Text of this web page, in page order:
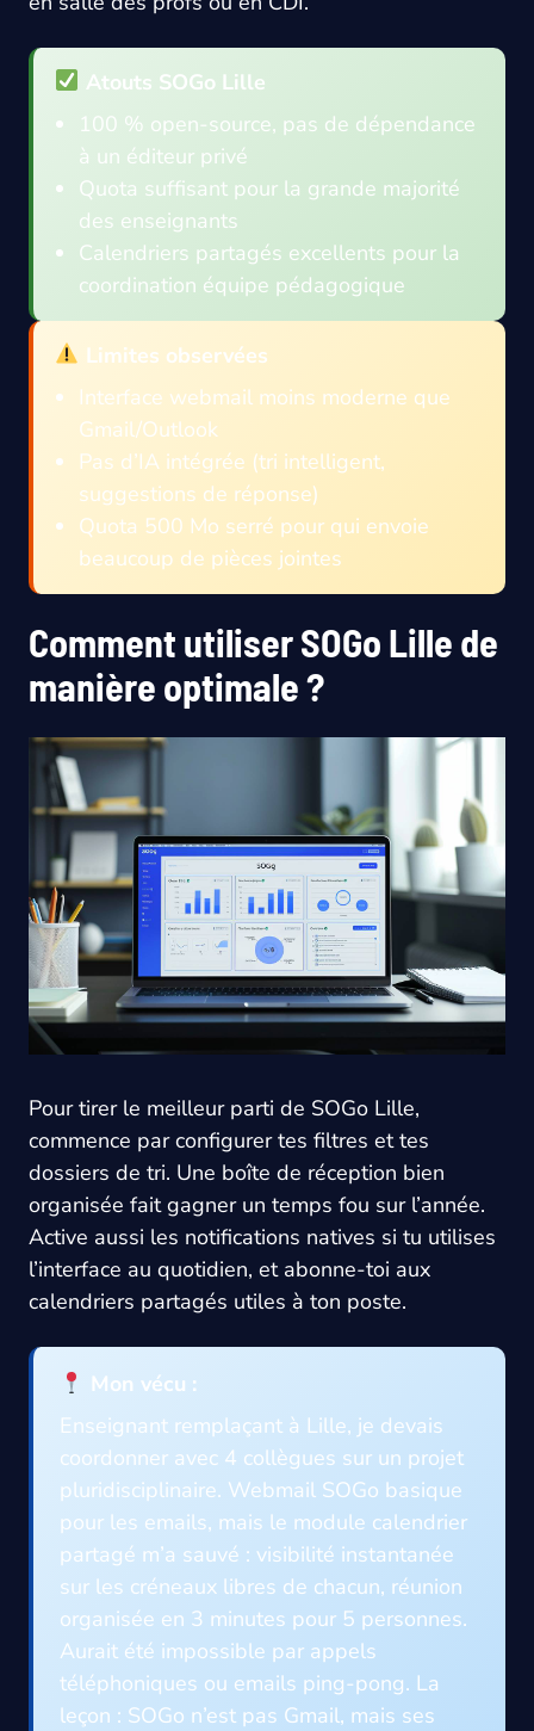
Atouts SOGo Lille
100 % open-source, pas de dépendance
à un éditeur privé
Quota suffisant pour la grande majorité
des enseignants
Calendriers partagés excellents pour la
coordination équipe pédagogique
Limites observées
Interface webmail moins moderne que
Gmail/Outlook
Pas d’IA intégrée (tri intelligent,
suggestions de réponse)
Quota 500 Mo serré pour qui envoie
beaucoup de pièces jointes
Comment utiliser SOGo Lille de
manière optimale ?
Pour tirer le meilleur parti de SOGo Lille,
commence par configurer tes filtres et tes
dossiers de tri. Une boîte de réception bien
organisée fait gagner un temps fou sur l’année.
Active aussi les notifications natives si tu utilises
l’interface au quotidien, et abonne-toi aux
calendriers partagés utiles à ton poste.
Mon vécu :
Enseignant remplaçant à Lille, je devais
coordonner avec 4 collègues sur un projet
pluridisciplinaire. Webmail SOGo basique
pour les emails, mais le module calendrier
partagé m’a sauvé : visibilité instantanée
sur les créneaux libres de chacun, réunion
organisée en 3 minutes pour 5 personnes.
Aurait été impossible par appels
téléphoniques ou emails ping-pong. La
leçon : SOGo n’est pas Gmail, mais ses